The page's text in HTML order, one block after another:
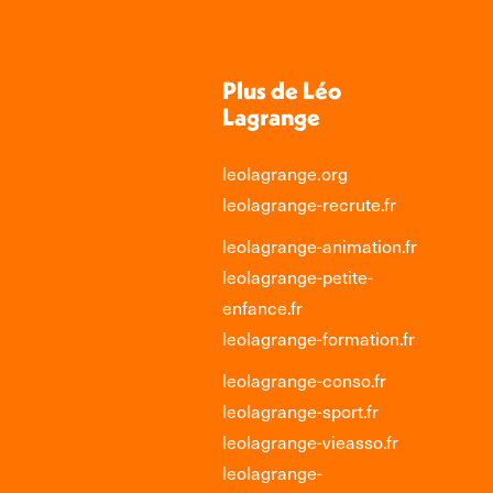
Plus de Léo
Lagrange
leolagrange.org
leolagrange-recrute.fr
leolagrange-animation.fr
leolagrange-petite-
enfance.fr
leolagrange-formation.fr
leolagrange-conso.fr
leolagrange-sport.fr
leolagrange-vieasso.fr
leolagrange-